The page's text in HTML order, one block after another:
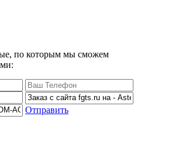
по которым мы сможем
Отправить